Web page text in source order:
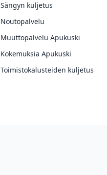
Sängyn kuljetus
Noutopalvelu
Muuttopalvelu Apukuski
Kokemuksia Apukuski
Toimistokalusteiden kuljetus